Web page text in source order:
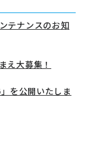
テナンスのお知
え大募集！
を公開いたしま